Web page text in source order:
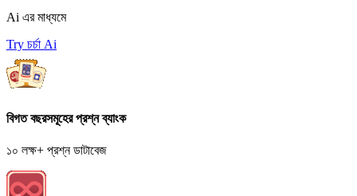
Ai এর মাধ্যমে
Try চর্চা Ai
বিগত বছরসমূহের প্রশ্ন ব্যাংক
১০ লক্ষ+ প্রশ্ন ডাটাবেজ